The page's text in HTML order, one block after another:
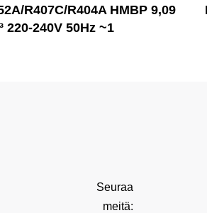
R407C/R404A HMBP 9,09
220-240V 50Hz ~1
Seuraa
meitä: